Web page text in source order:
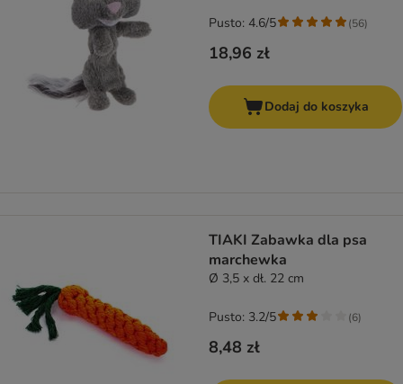
18,96 zł
Pusto: 4.6/5 (56)
Dodaj do koszyka
TIAKI Zabawka dla psa
marchewka
Ø 3,5 x dł. 22 cm
8,48 zł
Pusto: 3.2/5 (6)